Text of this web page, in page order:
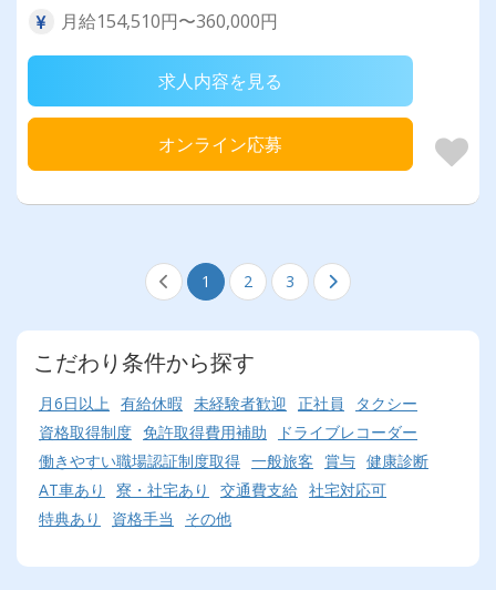
月給154,510円〜360,000円
求人内容を見る
オンライン応募
1 2 3
こだわり条件から探す
月6日以上 有給休暇 未経験者歓迎 正社員
タクシー
資格取得制度 免許取得費用補助
ドライブレコーダー
働きやすい職場認証制度取得 一般旅客 賞与 健康診断
AT車あり
寮・社宅あり 交通費支給 社宅対応可
特典あり
資格手当 その他